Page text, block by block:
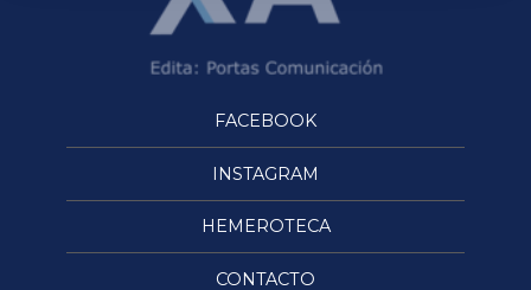
FACEBOOK
INSTAGRAM
HEMEROTECA
CONTACTO